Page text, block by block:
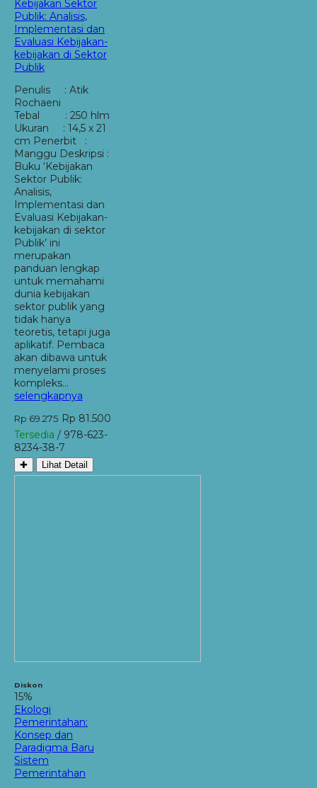
Kebijakan Sektor
Publik: Analisis,
Implementasi dan
Evaluasi Kebijakan-
kebijakan di Sektor
Publik
Penulis : Atik
Rochaeni
Tebal : 250 hlm
Ukuran : 14,5 x 21
cm Penerbit :
Manggu Deskripsi :
Buku ‘Kebijakan
Sektor Publik:
Analisis,
Implementasi dan
Evaluasi Kebijakan-
kebijakan di sektor
Publik’ ini
merupakan
panduan lengkap
untuk memahami
dunia kebijakan
sektor publik yang
tidak hanya
teoretis, tetapi juga
aplikatif. Pembaca
akan dibawa untuk
menyelami proses
kompleks…
selengkapnya
Rp 69.275 Rp 81.500
Tersedia / 978-623-
8234-38-7
✚ Lihat Detail
Diskon
15%
Ekologi
Pemerintahan:
Konsep dan
Paradigma Baru
Sistem
Pemerintahan